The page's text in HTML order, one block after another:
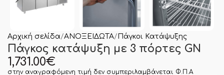
Αρχική σελίδα ΑΝΟΞΕΙΔΩΤΑ Πάγκοι Κατάψυξης
Πάγκος κατάψυξη με 3 πόρτες GN
1,731.00€
στην αναγραφόμενη τιμή δεν συμπεριλαμβάνεται Φ.Π.Α